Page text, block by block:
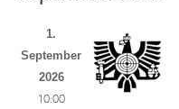
1.
September
2026
10:00